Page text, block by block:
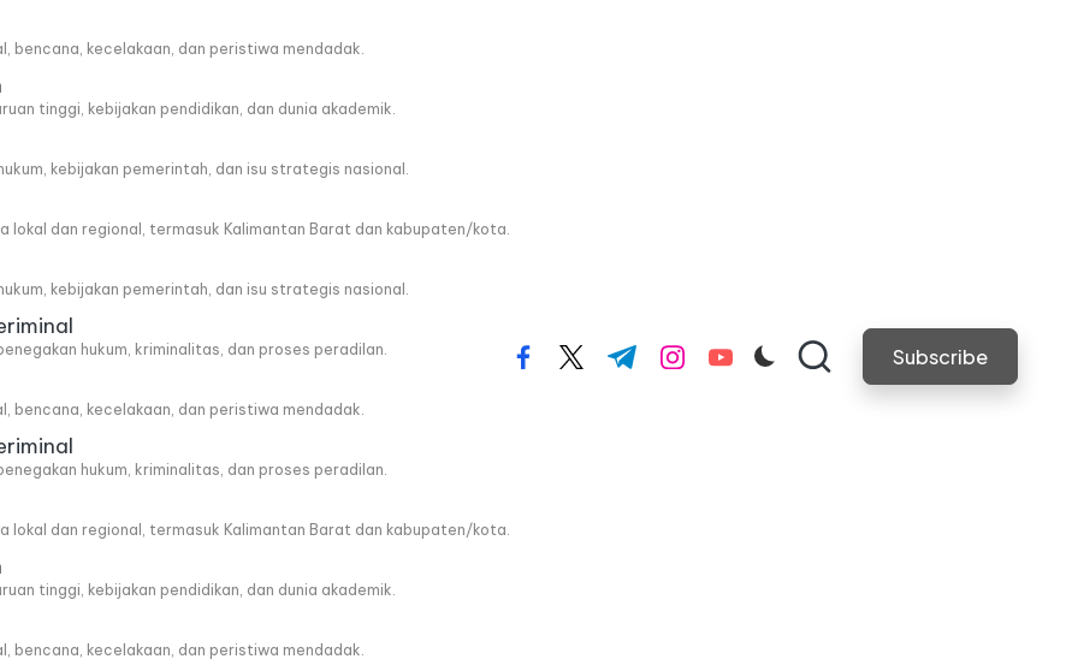
bencana, kecelakaan, dan peristiwa mendadak.
tinggi, kebijakan pendidikan, dan dunia akademik.
kebijakan pemerintah, dan isu strategis nasional.
lokal dan regional, termasuk Kalimantan Barat dan kabupaten/kota.
kebijakan pemerintah, dan isu strategis nasional.
hukum, kriminalitas, dan proses peradilan.
bencana, kecelakaan, dan peristiwa mendadak.
hukum, kriminalitas, dan proses peradilan.
lokal dan regional, termasuk Kalimantan Barat dan kabupaten/kota.
tinggi, kebijakan pendidikan, dan dunia akademik.
bencana, kecelakaan, dan peristiwa mendadak.
facebook.com
twitter.com
t.me instagram.com
youtube.com Subscribe